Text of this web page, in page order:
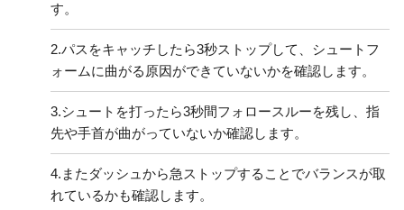
す。
2.パスをキャッチしたら3秒ストップして、シュートフ
ォームに曲がる原因ができていないかを確認します。
3.シュートを打ったら3秒間フォロースルーを残し、指
先や手首が曲がっていないか確認します。
4. またダッシュから急ストップすることでバランスが取
れているかも確認します。